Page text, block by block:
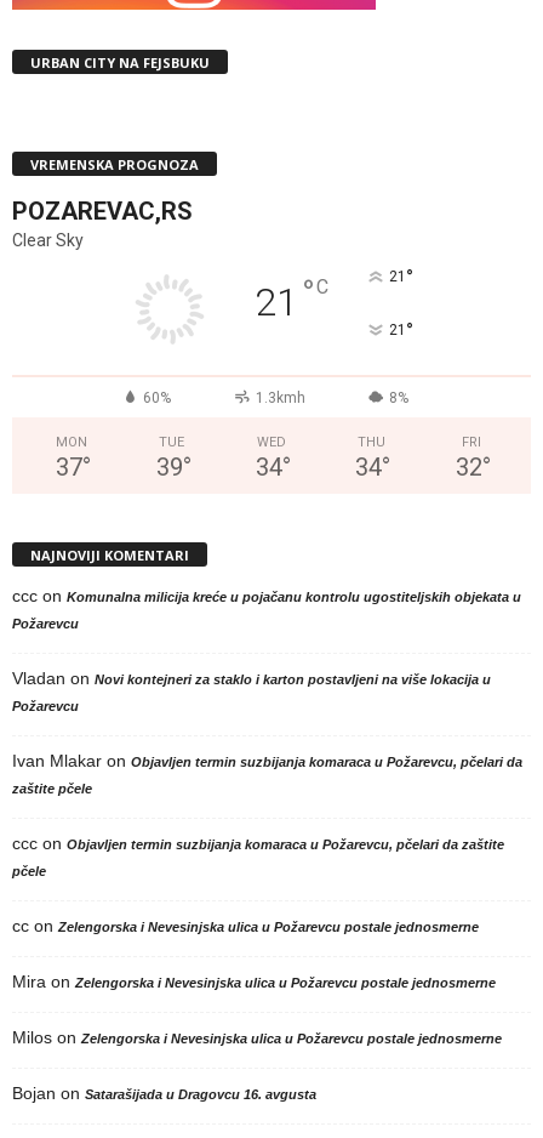
URBAN CITY NA FEJSBUKU
VREMENSKA PROGNOZA
POZAREVAC,RS
Clear Sky
21 °C 21 °
21 °
60% 1.3kmh 8%
MON
37°
TUE
39°
WED
34°
THU
34°
FRI
32°
NAJNOVIJI KOMENTARI
ccc on Komunalna milicija kreće u pojačanu kontrolu ugostiteljskih objekata u
Požarevcu
Vladan on Novi kontejneri za staklo i karton postavljeni na više lokacija u
Požarevcu
Ivan Mlakar on Objavljen termin suzbijanja komaraca u Požarevcu, pčelari da
zaštite pčele
ccc on Objavljen termin suzbijanja komaraca u Požarevcu, pčelari da zaštite
pčele
cc onZelengorska i Nevesinjska ulica u Požarevcu postale jednosmerne
Mira onZelengorska i Nevesinjska ulica u Požarevcu postale jednosmerne
Milos onZelengorska i Nevesinjska ulica u Požarevcu postale jednosmerne
Bojan on Satarašijada u Dragovcu 16. avgusta